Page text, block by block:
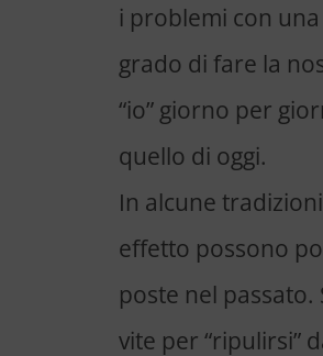
i problemi con
grado di fare la
“io” giorno per
quello di oggi.
In alcune
effetto possono
poste nel passato.
vite per “ripulirsi”